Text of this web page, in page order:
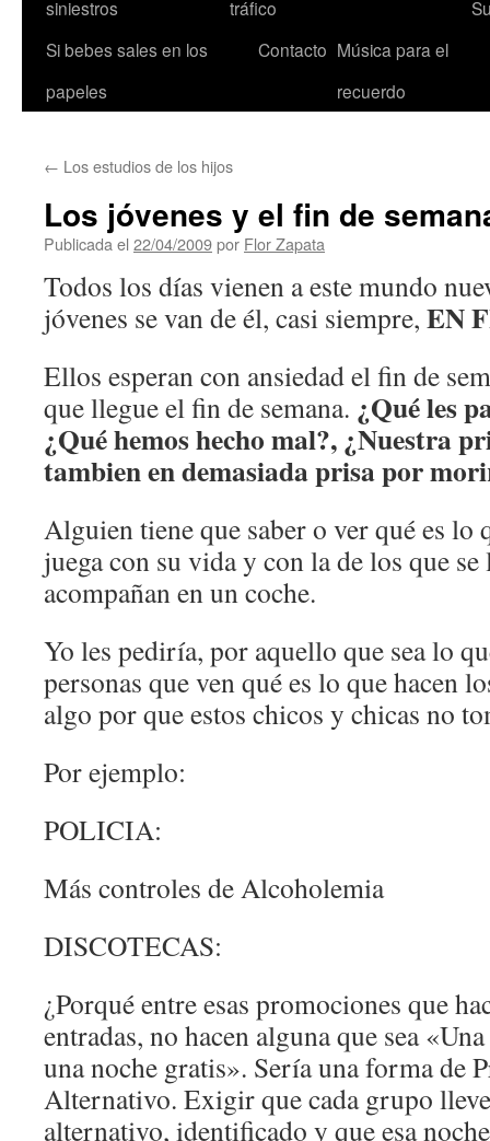
siniestros
tráfico
Si bebes sales en los
papeles
Contacto Música para el
recuerdo
← Los estudios de los hijos
Los jóvenes y el fin de
Publicada el 22/04/2009por Flor Zapata
Todos los días vienen a este mundo
jóvenes se van de él, casi siempre, EN
Ellos esperan con ansiedad el fin de
que llegue el fin de semana. ¿Qué les
¿Qué hemos hecho mal?, ¿Nuestra
tambien en demasiada prisa por
Alguien tiene que saber o ver qué es lo
juega con su vida y con la de los que
acompañan en un coche.
Yo les pediría, por aquello que sea lo
personas que ven qué es lo que hacen
algo por que estos chicos y chicas no
Por ejemplo:
POLICIA:
Más controles de Alcoholemia
DISCOTECAS:
¿Porqué entre esas promociones que
entradas, no hacen alguna que sea
una noche gratis». Sería una forma de
Alternativo. Exigir que cada grupo
alternativo, identificado y que esa